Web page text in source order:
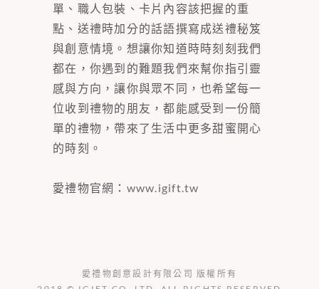
單、職人包裝、卡片內容該把握的重
點、送禮時加分的話語撰寫成送禮秘笈
與創意情境。想讓你知道時時刻刻我們
都在，你遇到的難題我們來幫你指引靈
感與方向，讓你與眾不同，也希望每一
位收到禮物的朋友，都能感受到一份簡
單的禮物，帶來了生活中更多甜蜜開心
的時刻。
愛禮物官網： www.igift.tw
愛禮物創意設計有限公司 版權所有